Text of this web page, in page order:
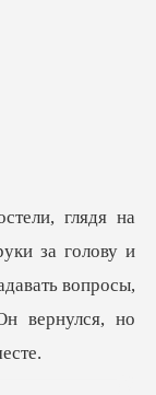
за голову и
вопросы,